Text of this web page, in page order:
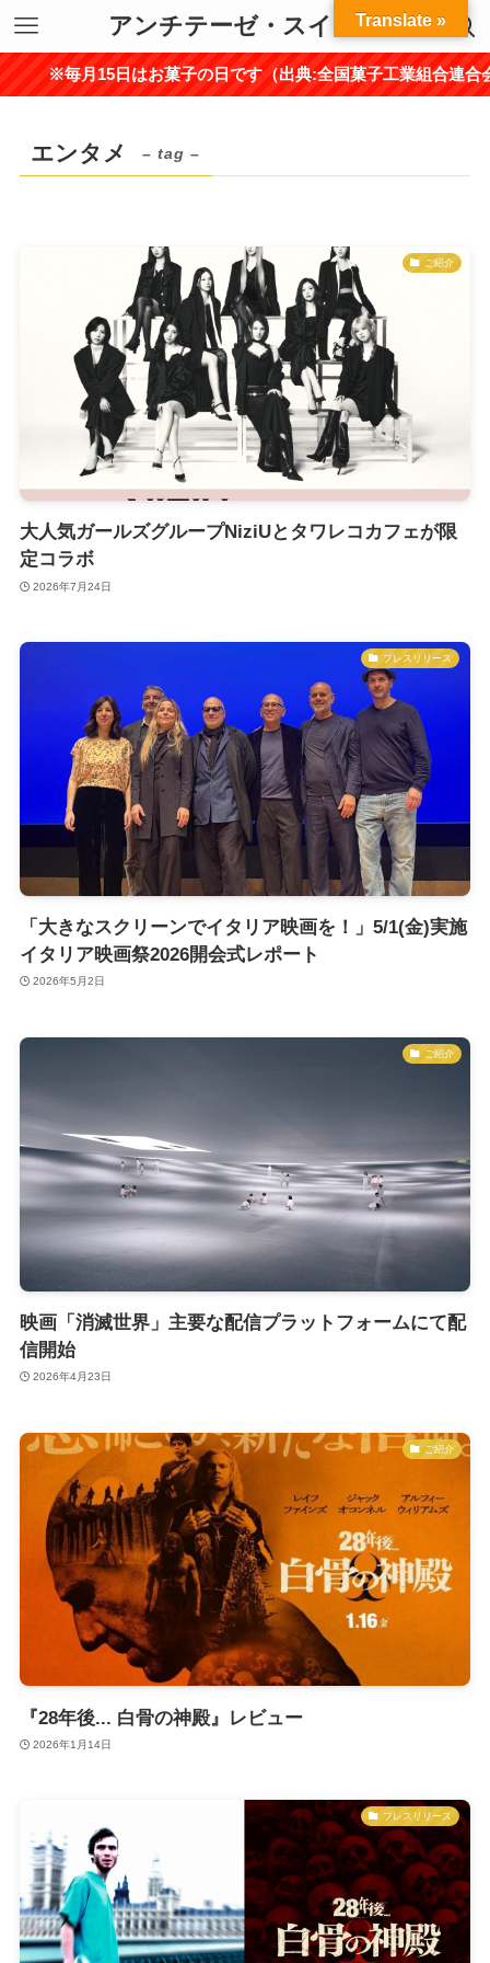
アンチテーゼ・スイーツ
月15日はお菓子の日です（出典:全国菓子工業組合連合会）
エンタメ – tag –
ご紹介
大人気ガールズグループNiziUとタワレコカフェが限
定コラボ
2026年7月24日
プレスリリース
「大きなスクリーンでイタリア映画を！」5/1(金)実施
イタリア映画祭2026開会式レポート
2026年5月2日
ご紹介
映画「消滅世界」主要な配信プラットフォームにて配
信開始
2026年4月23日
ご紹介
『28年後... 白骨の神殿』レビュー
2026年1月14日
プレスリリース
Translate »